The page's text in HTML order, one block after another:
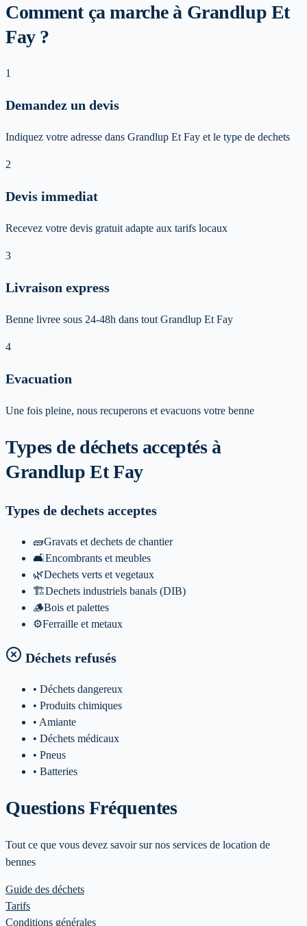
Comment ça marche à Grandlup Et
Fay ?
1
Demandez un devis
Indiquez votre adresse dans Grandlup Et Fay et le type de dechets
2
Devis immediat
Recevez votre devis gratuit adapte aux tarifs locaux
3
Livraison express
Benne livree sous 24-48h dans tout Grandlup Et Fay
4
Evacuation
Une fois pleine, nous recuperons et evacuons votre benne
Types de déchets acceptés à
Grandlup Et Fay
Types de dechets acceptes
🧱Gravats et dechets de chantier
🛋️Encombrants et meubles
🌿Dechets verts et vegetaux
🏗️Dechets industriels banals (DIB)
🪵Bois et palettes
⚙️Ferraille et metaux
Déchets refusés
• Déchets dangereux
• Produits chimiques
• Amiante
• Déchets médicaux
• Pneus
• Batteries
Questions Fréquentes
Tout ce que vous devez savoir sur nos services de location de
bennes
Guide des déchets
Tarifs
Conditions générales